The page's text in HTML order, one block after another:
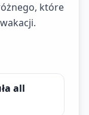
które
all